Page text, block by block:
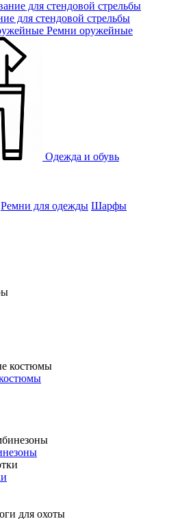
для стендовой стрельбы
Ремни оружейные
Одежда и обувь
Ремни для одежды Шарфы